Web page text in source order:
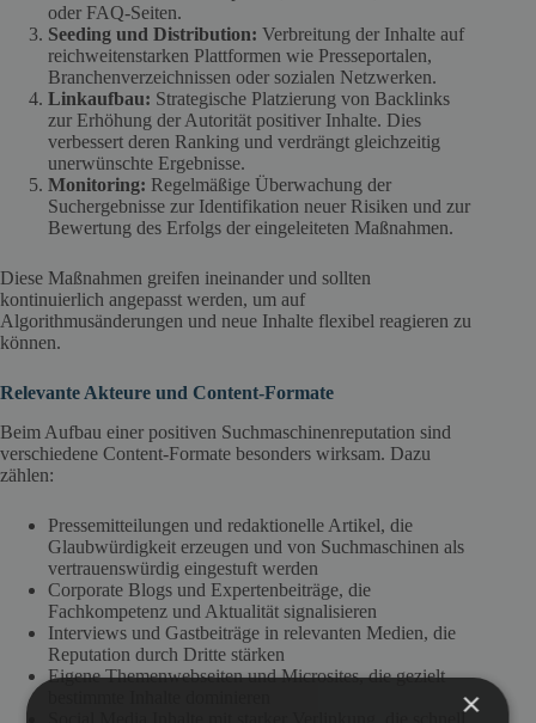
oder FAQ-Seiten.
Seeding und Distribution: Verbreitung der Inhalte auf
reichweitenstarken Plattformen wie Presseportalen,
Branchenverzeichnissen oder sozialen Netzwerken.
Linkaufbau: Strategische Platzierung von Backlinks
zur Erhöhung der Autorität positiver Inhalte. Dies
verbessert deren Ranking und verdrängt gleichzeitig
unerwünschte Ergebnisse.
Monitoring: Regelmäßige Überwachung der
Suchergebnisse zur Identifikation neuer Risiken und zur
Bewertung des Erfolgs der eingeleiteten Maßnahmen.
Diese Maßnahmen greifen ineinander und sollten
kontinuierlich angepasst werden, um auf
Algorithmusänderungen und neue Inhalte flexibel reagieren zu
können.
Relevante Akteure und Content-Formate
Beim Aufbau einer positiven Suchmaschinenreputation sind
verschiedene Content-Formate besonders wirksam. Dazu
zählen:
Pressemitteilungen und redaktionelle Artikel, die
Glaubwürdigkeit erzeugen und von Suchmaschinen als
vertrauenswürdig eingestuft werden
Corporate Blogs und Expertenbeiträge, die
Fachkompetenz und Aktualität signalisieren
Interviews und Gastbeiträge in relevanten Medien, die
Reputation durch Dritte stärken
Eigene Themenwebseiten und Microsites, die gezielt
Social Media Inhalte mit starker Verlinkung, die schnell×